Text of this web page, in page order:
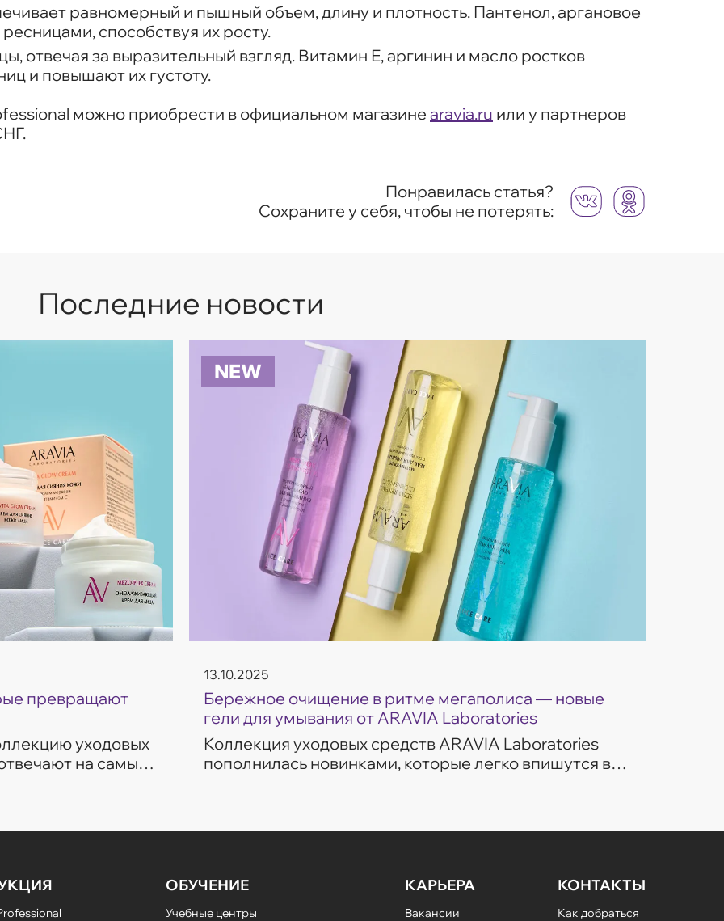
равномерный и пышный объем, длину и плотность. Пантенол, аргановое
способствуя их росту.
отвечая за выразительный взгляд. Витамин Е, аргинин и масло ростков
и повышают их густоту.
можно приобрести в официальном магазинеaravia.ru или у партнеров
Понравилась статья?
Сохраните у себя, чтобы не потерять:
Последние новости
превращают
уходовых
на самые
NEW
13.10.2025
Бережное очищение в ритме мегаполиса — новые
гели для умывания от ARAVIA Laboratories
Коллекция уходовых средств ARAVIA Laboratories
пополнилась новинками, которые легко впишутся в
ОБУЧЕНИЕ
Учебные центры
КАРЬЕРА
Вакансии
КОНТАКТЫ
Как добраться